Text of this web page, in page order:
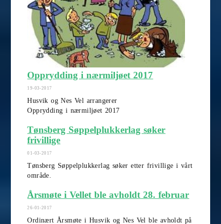
Opprydding i nærmiljøet 2017
19-03-2017
Husvik og Nes Vel arrangerer
Opprydding i nærmiljøet 2017
Tønsberg Søppelplukkerlag søker
frivillige
01-03-2017
Tønsberg Søppelplukkerlag søker etter frivillige i vårt
område.
Årsmøte i Vellet ble avholdt 28. februar
26-01-2017
Ordinært Årsmøte i Husvik og Nes Vel ble avholdt på